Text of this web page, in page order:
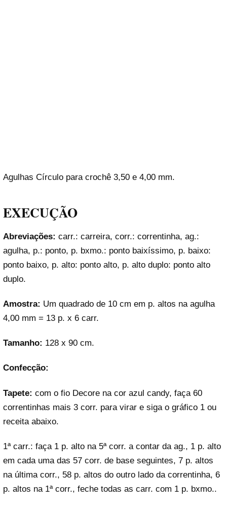
Agulhas Círculo para crochê 3,50 e 4,00 mm.
EXECUÇÃO
Abreviações: carr.: carreira, corr.: correntinha, ag.:
agulha, p.: ponto, p. bxmo.: ponto baixíssimo, p. baixo:
ponto baixo, p. alto: ponto alto, p. alto duplo: ponto alto
duplo.
Amostra: Um quadrado de 10 cm em p. altos na agulha
4,00 mm = 13 p. x 6 carr.
Tamanho: 128 x 90 cm.
Confecção:
Tapete: com o fio Decore na cor azul candy, faça 60
correntinhas mais 3 corr. para virar e siga o gráfico 1 ou
receita abaixo.
1ª carr.: faça 1 p. alto na 5ª corr. a contar da ag., 1 p. alto
em cada uma das 57 corr. de base seguintes, 7 p. altos
na última corr., 58 p. altos do outro lado da correntinha, 6
p. altos na 1ª corr., feche todas as carr. com 1 p. bxmo..